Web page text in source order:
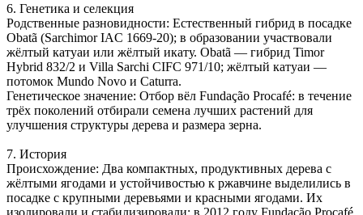
6. Генетика и селекция
Родственные разновидности: Естественный гибрид в посадке
Obatã (Sarchimor IAC 1669-20); в образовании участвовали
жёлтый катуаи или жёлтый икату. Obatã — гибрид Timor
Hybrid 832/2 и Villa Sarchi CIFC 971/10; жёлтый катуаи —
потомок Mundo Novo и Caturra.
Генетическое значение: Отбор вёл Fundação Procafé: в течение
трёх поколений отбирали семена лучших растений для
улучшения структуры дерева и размера зерна.
7. История
Происхождение: Два компактных, продуктивных дерева с
жёлтыми ягодами и устойчивостью к ржавчине выделились в
посадке с крупными деревьями и красными ягодами. Их
изолировали и стабилизировали; в 2012 году Fundação Procafé